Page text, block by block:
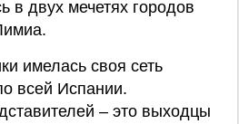
в двух мечетях городов
имелась своя сеть
всей Испании.
– это выходцы